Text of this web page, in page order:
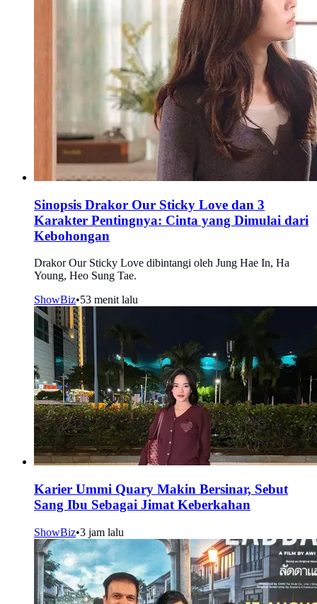
Sinopsis Drakor Our Sticky Love dan 3
Karakter Pentingnya: Cinta yang Dimulai dari
Kebohongan
Drakor Our Sticky Love dibintangi oleh Jung Hae In, Ha
Young, Heo Sung Tae.
ShowBiz•53 menit lalu
Karier Ummi Quary Makin Bersinar, Sebut
Sang Ibu Sebagai Jimat Keberkahan
ShowBiz•3 jam lalu